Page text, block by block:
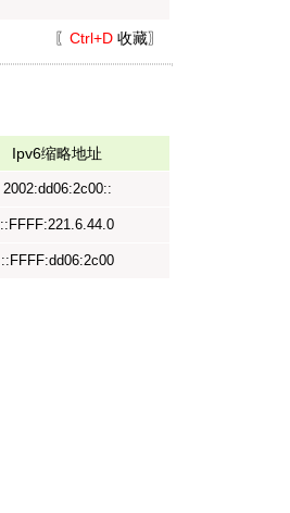
〖 Ctrl+D 收藏〗
Ipv6缩略地址
2002:dd06:2c00::
::FFFF:221.6.44.0
::FFFF:dd06:2c00